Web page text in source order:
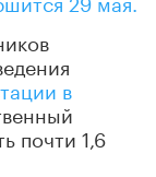
в
почти 1,6